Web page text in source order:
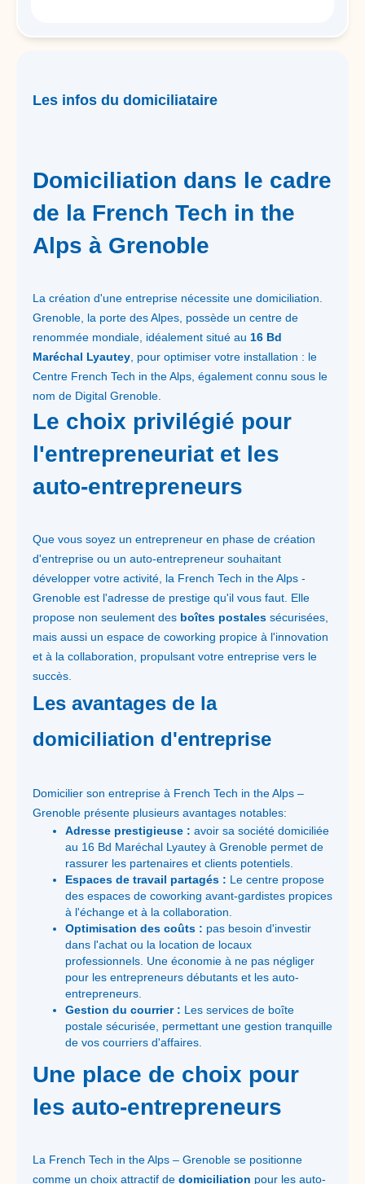
Les infos du domiciliataire
Domiciliation dans le cadre
de la French Tech in the
Alps à Grenoble
La création d'une entreprise nécessite une domiciliation.
Grenoble, la porte des Alpes, possède un centre de
renommée mondiale, idéalement situé au 16 Bd
Maréchal Lyautey , pour optimiser votre installation : le
Centre French Tech in the Alps, également connu sous le
nom de Digital Grenoble.
Le choix privilégié pour
l'entrepreneuriat et les
auto-entrepreneurs
Que vous soyez un entrepreneur en phase de création
d'entreprise ou un auto-entrepreneur souhaitant
développer votre activité, la French Tech in the Alps -
Grenoble est l'adresse de prestige qu'il vous faut. Elle
propose non seulement des boîtes postales sécurisées,
mais aussi un espace de coworking propice à l'innovation
et à la collaboration, propulsant votre entreprise vers le
succès.
Les avantages de la
domiciliation d'entreprise
Domicilier son entreprise à French Tech in the Alps –
Grenoble présente plusieurs avantages notables:
Adresse prestigieuse : avoir sa société domiciliée
au 16 Bd Maréchal Lyautey à Grenoble permet de
rassurer les partenaires et clients potentiels.
Espaces de travail partagés : Le centre propose
des espaces de coworking avant-gardistes propices
à l'échange et à la collaboration.
Optimisation des coûts : pas besoin d'investir
dans l'achat ou la location de locaux
professionnels. Une économie à ne pas négliger
pour les entrepreneurs débutants et les auto-
entrepreneurs.
Gestion du courrier : Les services de boîte
postale sécurisée, permettant une gestion tranquille
de vos courriers d'affaires.
Une place de choix pour
les auto-entrepreneurs
La French Tech in the Alps – Grenoble se positionne
comme un choix attractif de domiciliation pour les auto-